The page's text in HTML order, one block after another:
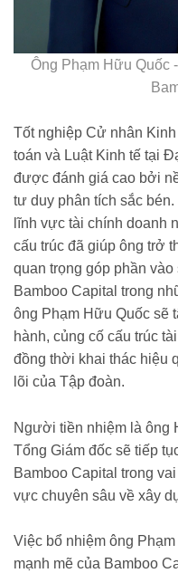
Ông Phạm Hữu Quốc
Tốt nghiệp Cử nhân
toán và Luật Kinh tế tại
được đánh giá cao bởi
tư duy phân tích sắc
lĩnh vực tài chính doanh
cấu trúc đã giúp ông trở
quan trọng góp phần
Bamboo Capital trong
ông Phạm Hữu Quốc sẽ
hành, củng cố cấu trúc
đồng thời khai thác hiệu
lõi của Tập đoàn.
Người tiền nhiệm là ông
Tổng Giám đốc sẽ tiếp
Bamboo Capital trong
vực chuyên sâu về xây
Việc bổ nhiệm ông
mạnh mẽ của Bamboo